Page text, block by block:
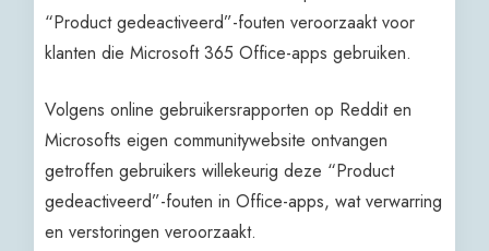
“Product gedeactiveerd”-fouten veroorzaakt voor
klanten die Microsoft 365 Office-apps gebruiken.
Volgens online gebruikersrapporten op Reddit en
Microsofts eigen communitywebsite ontvangen
getroffen gebruikers willekeurig deze “Product
gedeactiveerd”-fouten in Office-apps, wat verwarring
en verstoringen veroorzaakt.